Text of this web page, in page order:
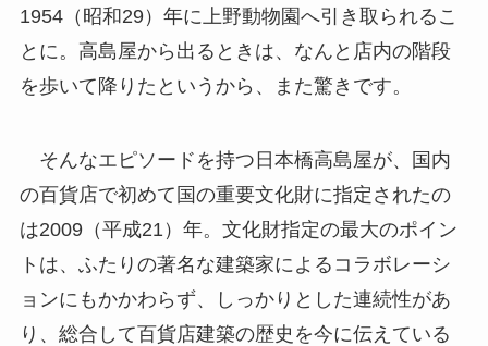
1954（昭和29）年に上野動物園へ引き取られるこ
とに。高島屋から出るときは、なんと店内の階段
を歩いて降りたというから、また驚きです。
そんなエピソードを持つ日本橋高島屋が、国内
の百貨店で初めて国の重要文化財に指定されたの
は2009（平成21）年。文化財指定の最大のポイン
トは、ふたりの著名な建築家によるコラボレーシ
ョンにもかかわらず、しっかりとした連続性があ
り、総合して百貨店建築の歴史を今に伝えている